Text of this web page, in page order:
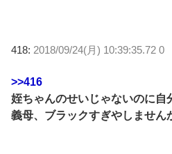
418: 2018/09/24(月) 10:39:35.72 0
>>416
姪ちゃんのせいじゃないのに自
義母、ブラックすぎやしません